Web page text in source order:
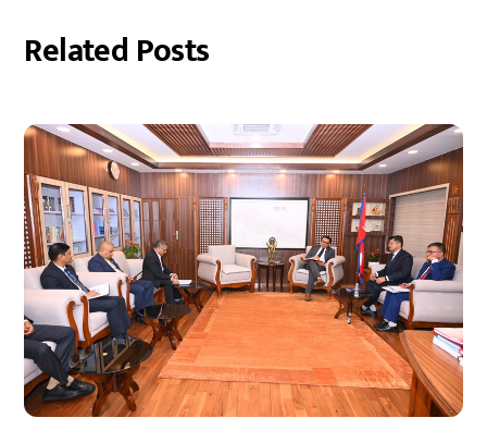
Related Posts